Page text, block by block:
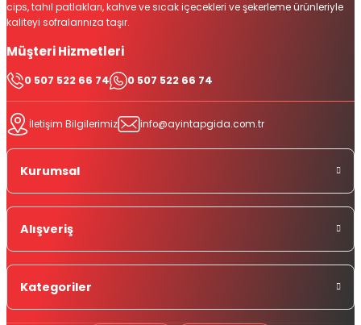
cips, tahıl patlakları, kahve ve sıcak içecekleri ve şekerleme ürünleriyle
kaliteyi sofralarınıza taşır.
Müşteri Hizmetleri
0 507 522 66 74 0 507 522 66 74
İletişim Bilgilerimiz info@ayintapgida.com.tr
Kurumsal
Alışveriş
Kategoriler